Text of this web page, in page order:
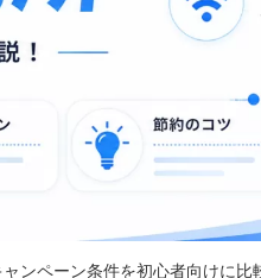
ンペーン条件を初心者向けに比